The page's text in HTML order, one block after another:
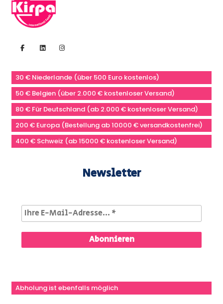
30 € Niederlande (über 500 Euro kostenlos)
50 € Belgien (über 2.000 € kostenloser Versand)
80 € Für Deutschland (ab 2.000 € kostenloser Versand)
200 € Europa (Bestellung ab 10000 € versandkostenfrei)
400 € Schweiz (ab 15000 € kostenloser Versand)
Newsletter
Abholung ist ebenfalls möglich